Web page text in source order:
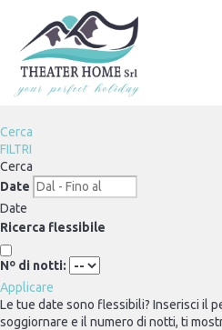
Cerca
FILTRI
Cerca
Date
Date
Ricerca flessibile
Nº di notti:
Applicare
Le tue date sono flessibili? Inserisci il
soggiornare e il numero di notti, ti